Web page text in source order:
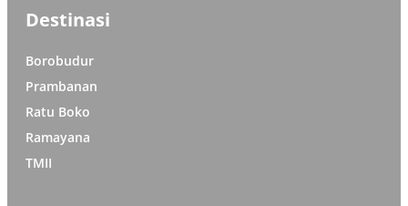
Destinasi
Borobudur
Prambanan
Ratu Boko
Ramayana
TMII